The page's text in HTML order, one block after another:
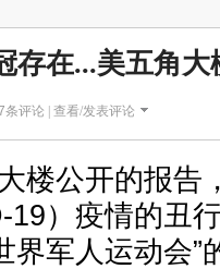
存在...美五角大
条评论 | 查看/发表评论
楼公开的报告
19）疫情的丑
界军人运动会”